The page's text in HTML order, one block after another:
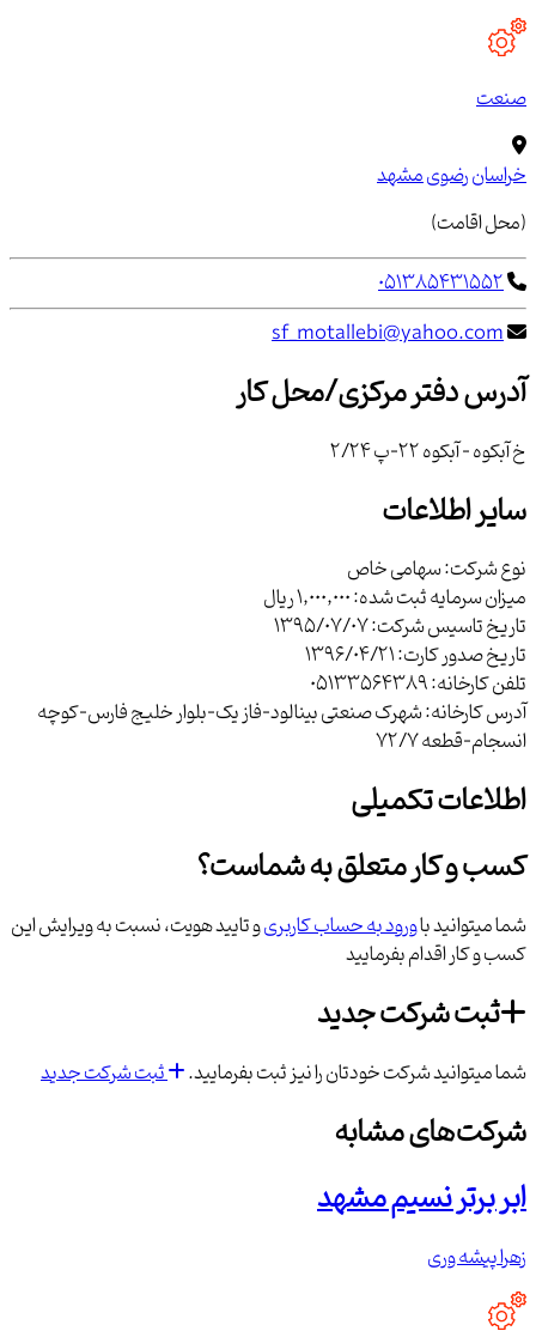
صنعت
خراسان رضویمشهد
(محل اقامت)
051385431552
sf_motallebi@yahoo.com
آدرس دفتر مرکزی/محل کار
خ آبکوه - آبکوه 22-پ 2/24
سایر اطلاعات
نوع شرکت:سهامی خاص
میزان سرمایه ثبت شده:1,000,000 ریال
تاریخ تاسیس شرکت:1395/07/07
تاریخ صدور کارت:1396/04/21
تلفن کارخانه:05133564389
آدرس کارخانه:شهرک صنعتی بینالود-فاز یک-بلوار خلیج فارس-کوچه
انسجام-قطعه 72/7
اطلاعات تکمیلی
کسب و کار متعلق به شماست؟
شما میتوانید باورود به حساب کاربریو تایید هویت، نسبت به ویرایش این
کسب و کار اقدام بفرمایید
ثبت شرکت جدید
شما میتوانید شرکت خودتان را نیز ثبت بفرمایید. ثبت شرکت جدید
شرکت‌های مشابه
ابر برتر نسیم مشهد
زهرا پیشه وری